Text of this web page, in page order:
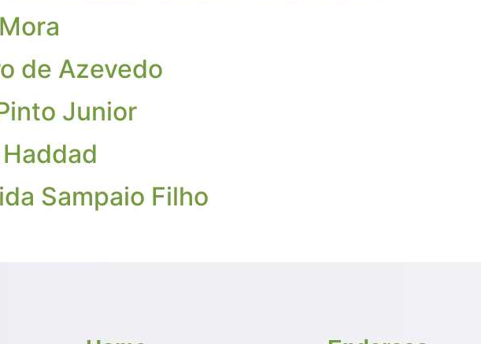
de Azevedo
Junior
Sampaio Filho